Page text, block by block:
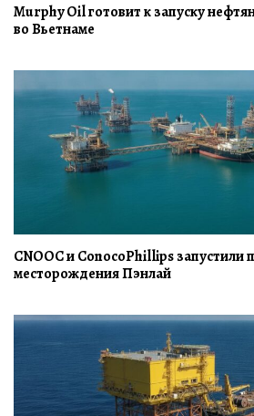
Murphy Oil готовит к запуску
во Вьетнаме
CNOOC и ConocoPhillips запустили
месторождения Пэнлай